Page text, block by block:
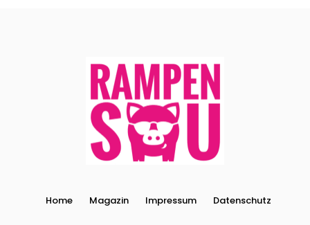
Home Magazin Impressum Datenschutz